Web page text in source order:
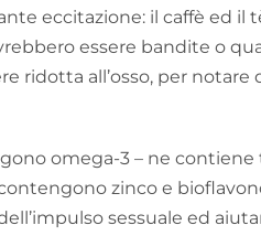
eccitazione: il caffè ed il
essere bandite o
ridotta all’osso, per notare
omega-3 – ne contiene
zinco e
sessuale ed